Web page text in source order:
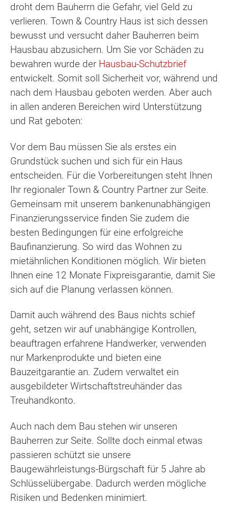
droht dem Bauherrn die Gefahr, viel Geld zu
verlieren. Town & Country Haus ist sich dessen
bewusst und versucht daher Bauherren beim
Hausbau abzusichern. Um Sie vor Schäden zu
bewahren wurde der Hausbau-Schutzbrief
entwickelt. Somit soll Sicherheit vor, während und
nach dem Hausbau geboten werden. Aber auch
in allen anderen Bereichen wird Unterstützung
und Rat geboten:
Vor dem Bau müssen Sie als erstes ein
Grundstück suchen und sich für ein Haus
entscheiden. Für die Vorbereitungen steht Ihnen
Ihr regionaler Town & Country Partner zur Seite.
Gemeinsam mit unserem bankenunabhängigen
Finanzierungsservice finden Sie zudem die
besten Bedingungen für eine erfolgreiche
Baufinanzierung. So wird das Wohnen zu
mietähnlichen Konditionen möglich. Wir bieten
Ihnen eine 12 Monate Fixpreisgarantie, damit Sie
sich auf die Planung verlassen können.
Damit auch während des Baus nichts schief
geht, setzen wir auf unabhängige Kontrollen,
beauftragen erfahrene Handwerker, verwenden
nur Markenprodukte und bieten eine
Bauzeitgarantie an. Zudem verwaltet ein
ausgebildeter Wirtschaftstreuhänder das
Treuhandkonto.
Auch nach dem Bau stehen wir unseren
Bauherren zur Seite. Sollte doch einmal etwas
passieren schützt sie unsere
Baugewährleistungs-Bürgschaft für 5 Jahre ab
Schlüsselübergabe. Dadurch werden mögliche
Risiken und Bedenken minimiert.